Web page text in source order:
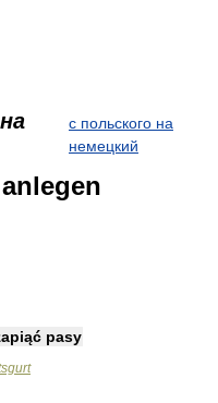
с польского на
немецкий
pasy